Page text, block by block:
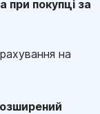
при покупці за
на